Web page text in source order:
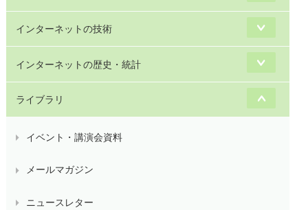
インターネットの技術
インターネットの歴史・統計
ライブラリ
イベント・講演会資料
メールマガジン
ニュースレター